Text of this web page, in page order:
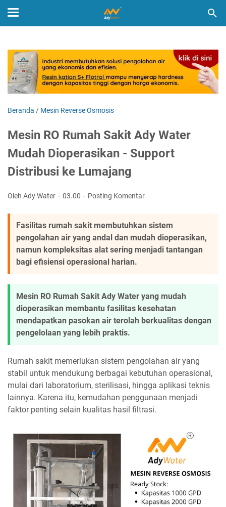
Beranda / Mesin Reverse Osmosis
Mesin RO Rumah Sakit Ady Water
Mudah Dioperasikan - Support
Distribusi ke Lumajang
Oleh Ady Water 03.00 Posting Komentar
Fasilitas rumah sakit membutuhkan sistem
pengolahan air yang andal dan mudah dioperasikan,
namun kompleksitas alat sering menjadi tantangan
bagi efisiensi operasional harian.
Mesin RO Rumah Sakit Ady Water yang mudah
dioperasikan membantu fasilitas kesehatan
mendapatkan pasokan air terolah berkualitas dengan
pengelolaan yang lebih praktis.
Rumah sakit memerlukan sistem pengolahan air yang
stabil untuk mendukung berbagai kebutuhan operasional,
mulai dari laboratorium, sterilisasi, hingga aplikasi teknis
lainnya. Karena itu, kemudahan penggunaan menjadi
faktor penting selain kualitas hasil filtrasi.